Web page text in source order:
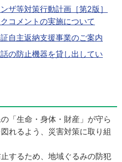
ザ等対策行動計画［第2版］
コメントの実施について
自主返納支援事業のご案内
の防止機器を貸し出してい
「生命・身体・財産」が守ら
れるよう、災害対策に取り組
するため、地域ぐるみの防犯